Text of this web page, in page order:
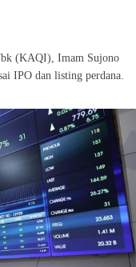
(KAQI), Imam Sujono
IPO dan listing perdana.